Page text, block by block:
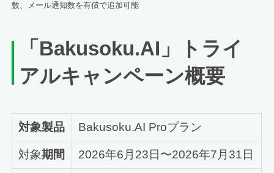
数、メール通知数を有償で追加可能
「 Bakusoku.AI 」トライ
アルキャンペーン概要
対象製品 Bakusoku.AI Proプラン
対象期間 2026年6月23日〜2026年7月31日